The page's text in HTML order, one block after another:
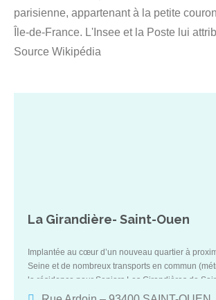
parisienne, appartenant à la petite
Île-de-France. L'Insee et la Poste lui
Source Wikipédia
La Girandière- Saint-Ouen
Implantée au cœur d’un nouveau quartier à
Seine et de nombreux transports en commun
la résidence pour Seniors Les Girandières de
de profiter d’une vie citadine en bordure de Paris.